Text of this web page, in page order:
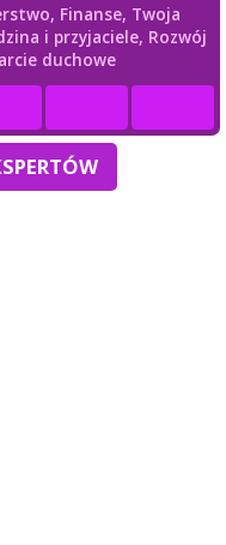
Finanse, Twoja
i przyjaciele, Rozwój
duchowe